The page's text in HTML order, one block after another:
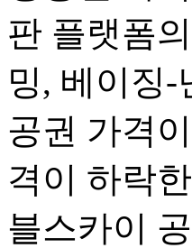
판 플랫폼
밍, 베이징-
공권 가격
격이 하락
블스카이